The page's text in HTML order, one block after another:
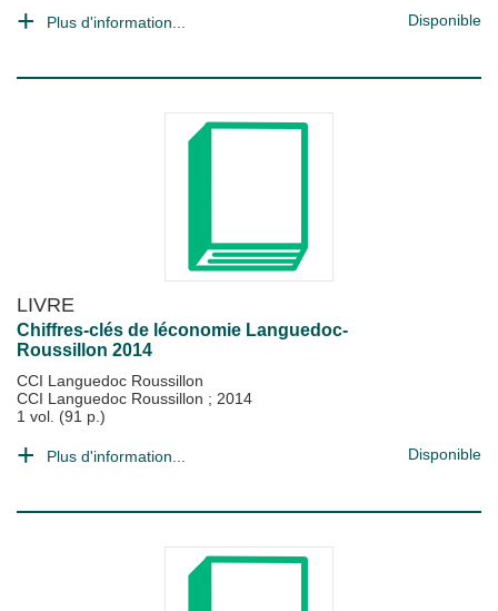
Plus d'information... Disponible
LIVRE
Chiffres-clés de léconomie Languedoc-
Roussillon 2014
CCI Languedoc Roussillon
CCI Languedoc Roussillon ; 2014
1 vol. (91 p.)
Plus d'information... Disponible